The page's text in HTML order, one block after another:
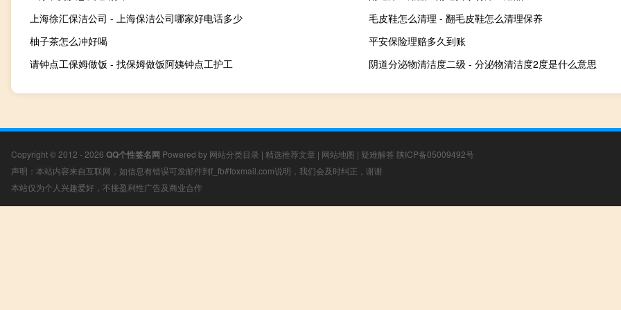
上海徐汇保洁公司 - 上海保洁公司哪家好电话多少
毛皮鞋怎么清理 - 翻毛皮鞋怎么清理保养
柚子茶怎么冲好喝
平安保险理赔多久到账
请钟点工保姆做饭 - 找保姆做饭阿姨钟点工护工
阴道分泌物清洁度二级 - 分泌物清洁度2度是什么意思
Copyright © 2012 - 2026 QQ个性签名网 Powered by 网站分类目录 | 精选推荐文章 | 网站地图 | 疑难解答 陕ICP备05009492号
声明：本站内容来自互联网，如信息有错误可发邮件到f_fb#foxmail.com说明，我们会及时纠正，谢谢
本站仅为个人兴趣爱好，不接盈利性广告及商业合作